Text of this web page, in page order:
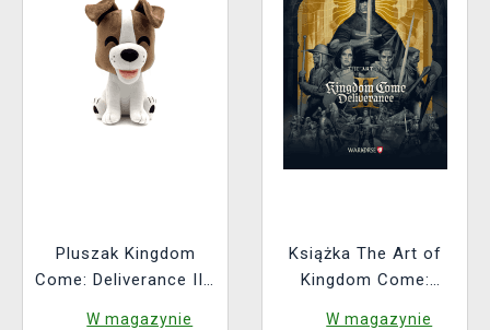
Pluszak Kingdom
Come: Deliverance II -
W magazynie
Książka The Art of
Kingdom Come:
W magazynie